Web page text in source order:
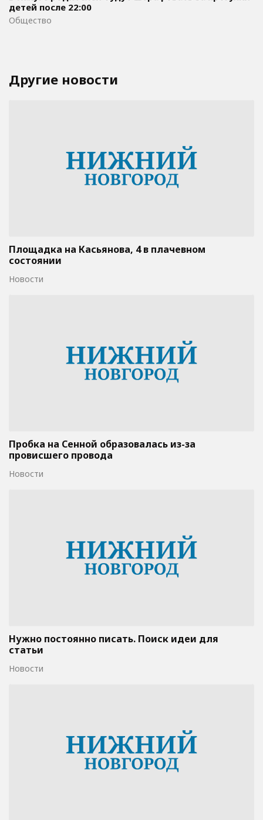
детей после 22:00
Общество
Другие новости
Площадка на Касьянова, 4 в плачевном
состоянии
Новости
Пробка на Сенной образовалась из-за
провисшего провода
Новости
Нужно постоянно писать. Поиск идеи для
статьи
Новости